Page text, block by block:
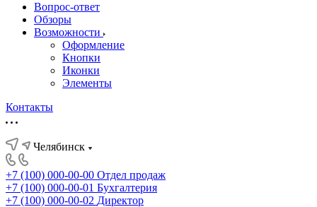
Вопрос-ответ
Обзоры
Возможности
Оформление
Кнопки
Иконки
Элементы
Контакты
Челябинск
+7 (100) 000-00-00 Отдел продаж
+7 (100) 000-00-01 Бухгалтерия
+7 (100) 000-00-02 Директор